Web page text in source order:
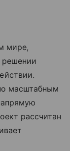
мире,
решении
масштабным
рассчитан